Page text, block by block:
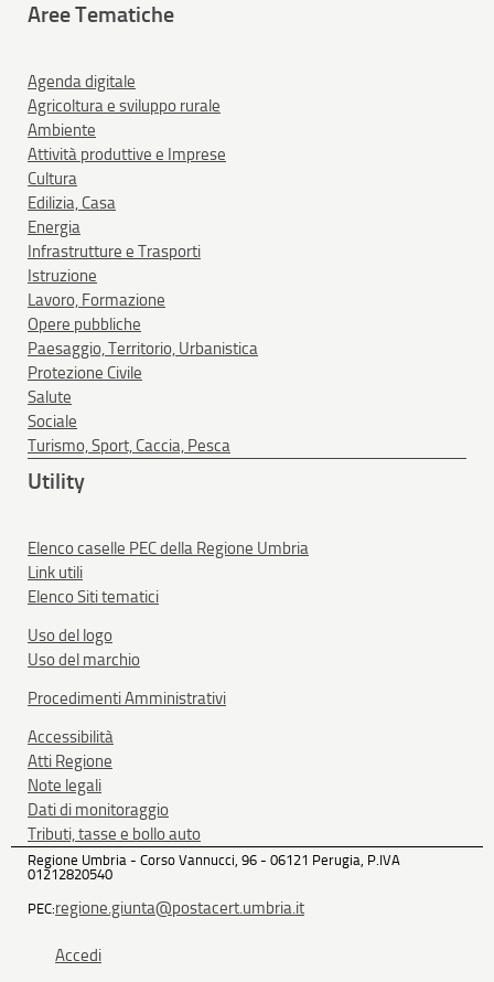
Aree Tematiche
Agenda digitale
Agricoltura e sviluppo rurale
Ambiente
Attività produttive e Imprese
Cultura
Edilizia, Casa
Energia
Infrastrutture e Trasporti
Istruzione
Lavoro, Formazione
Opere pubbliche
Paesaggio, Territorio, Urbanistica
Protezione Civile
Salute
Sociale
Turismo, Sport, Caccia, Pesca
Utility
Elenco caselle PEC della Regione Umbria
Link utili
Elenco Siti tematici
Uso del logo
Uso del marchio
Procedimenti Amministrativi
Accessibilità
Atti Regione
Note legali
Dati di monitoraggio
Tributi, tasse e bollo auto
Regione Umbria - Corso Vannucci, 96 - 06121 Perugia, P.IVA
01212820540
PEC:regione.giunta@postacert.umbria.it
Accedi